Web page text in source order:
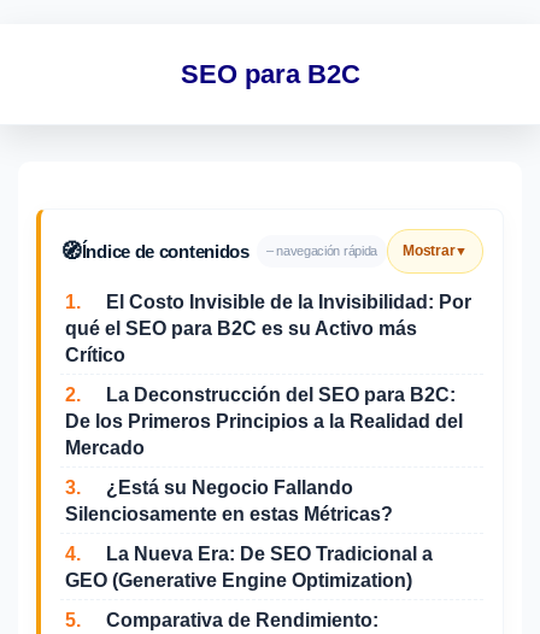
SEO para B2C
🧭Índice de contenidos – navegación rápida Mostrar▼
1.
El Costo Invisible de la Invisibilidad: Por
qué el SEO para B2C es su Activo más
Crítico
2.
La Deconstrucción del SEO para B2C:
De los Primeros Principios a la Realidad del
Mercado
3.
¿Está su Negocio Fallando
Silenciosamente en estas Métricas?
4.
La Nueva Era: De SEO Tradicional a
GEO (Generative Engine Optimization)
5.
Comparativa de Rendimiento: